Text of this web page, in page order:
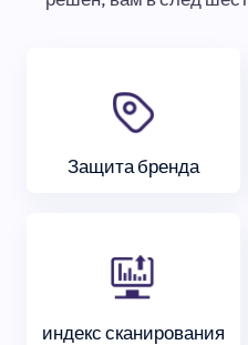
Защита бренда
индекс сканирования